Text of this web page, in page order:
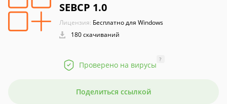
SEBCP 1.0
Лицензия: Бесплатно для Windows
180 скачиваний
Проверено на вирусы
?
Поделиться ссылкой